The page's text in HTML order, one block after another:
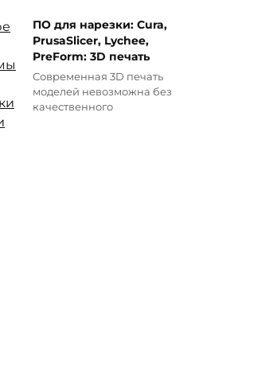
ПО для нарезки: Cura,
PrusaSlicer, Lychee,
PreForm: 3D печать
Современная 3D печать
моделей невозможна без
качественного